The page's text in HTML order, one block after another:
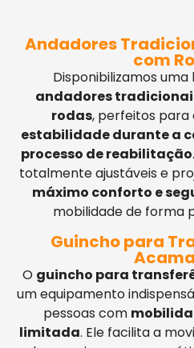
Andadores
com
Disponibilizamos
andadores
rodas, perfeitos para
estabilidade durante a
processo de reabilitação
totalmente ajustáveis e
máximo conforto e
mobilidade de forma
Guincho para
O guincho para
um equipamento
pessoas com
limitada. Ele facilita a